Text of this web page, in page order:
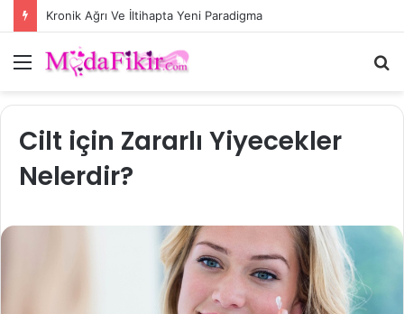
Kronik Ağrı Ve İltihapta Yeni Paradigma
Menü
Cilt için Zararlı Yiyecekler
Nelerdir?